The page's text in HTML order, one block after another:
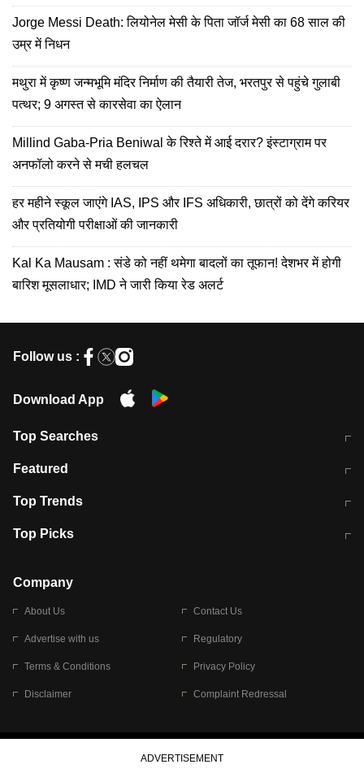
Jorge Messi Death: लियोनेल मेसी के पिता जॉर्ज मेसी का 68 साल की
उम्र में निधन
मथुरा में कृष्ण जन्मभूमि मंदिर निर्माण की तैयारी तेज, भरतपुर से पहुंचे गुलाबी
पत्थर; 9 अगस्त से कारसेवा का ऐलान
Millind Gaba-Pria Beniwal के रिश्ते में आई दरार? इंस्टाग्राम पर
अनफॉलो करने से मची हलचल
हर महीने स्कूल जाएंगे IAS, IPS और IFS अधिकारी, छात्रों को देंगे करियर
और प्रतियोगी परीक्षाओं की जानकारी
Kal Ka Mausam : संडे को नहीं थमेगा बादलों का तूफान! देशभर में होगी
बारिश मूसलाधार; IMD ने जारी किया रेड अलर्ट
Follow us :
Download App
Top Searches
मुंबई में लगे 'जेन जी' के पोस्टर, लिखा- 'मैं
Featured
10 अगस्त को विधानसभा का घेराव करेंगे
Top Trends
RBI का नया नियम: अब बैंकों को अपनी सभी
Top Picks
बारिश की चेतावनी
Company
About Us Contact Us
Advertise with us Regulatory
Terms & Conditions Privacy Policy
Disclaimer Complaint Redressal